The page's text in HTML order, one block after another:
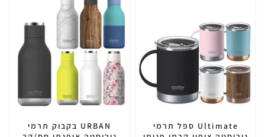
Ultimate ספל תרמי
URBAN בקבוק תרמי